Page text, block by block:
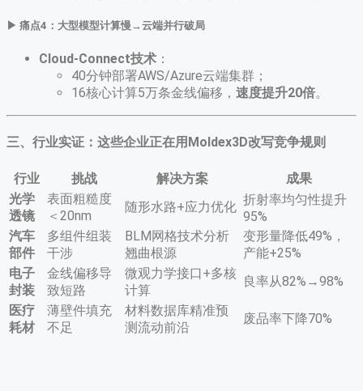
▶ ​ 痛点4：大型模型计算慢→云端并行破局
Cloud-Connect技术 ​：
40分钟部署AWS/Azure云端集群；
16核心计算5万条金线偏移，​ 速度提升20倍​。
三、行业实证：这些企业正在用Moldex3D改写竞争规则
行业 挑战 解决方案
成果
光学
透镜
表面粗糙度
＜20nm
随形水路+应力优化 折射率均匀性提升
95%
汽车
部件
多组件组装
干涉
BLM网格技术分析
翘曲根源
变形量降低49%，
产能+25%
电子
封装
金线偏移导
致短路
微观力学接口+多核
计算
良率从82%→98%
医疗
耗材
薄壁件填充
不足
材料数据库精准预
测流动前沿
废品率下降70%